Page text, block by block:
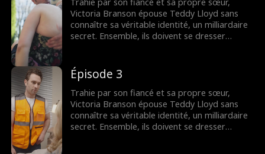
Trahie par son fiancé et sa propre sœur,
Victoria Branson épouse Teddy Lloyd sans
connaître sa véritable identité, un milliardaire
secret. Ensemble, ils doivent se dresser
trouver leur fin heureuse.
Épisode 3
Trahie par son fiancé et sa propre sœur,
Victoria Branson épouse Teddy Lloyd sans
connaître sa véritable identité, un milliardaire
secret. Ensemble, ils doivent se dresser